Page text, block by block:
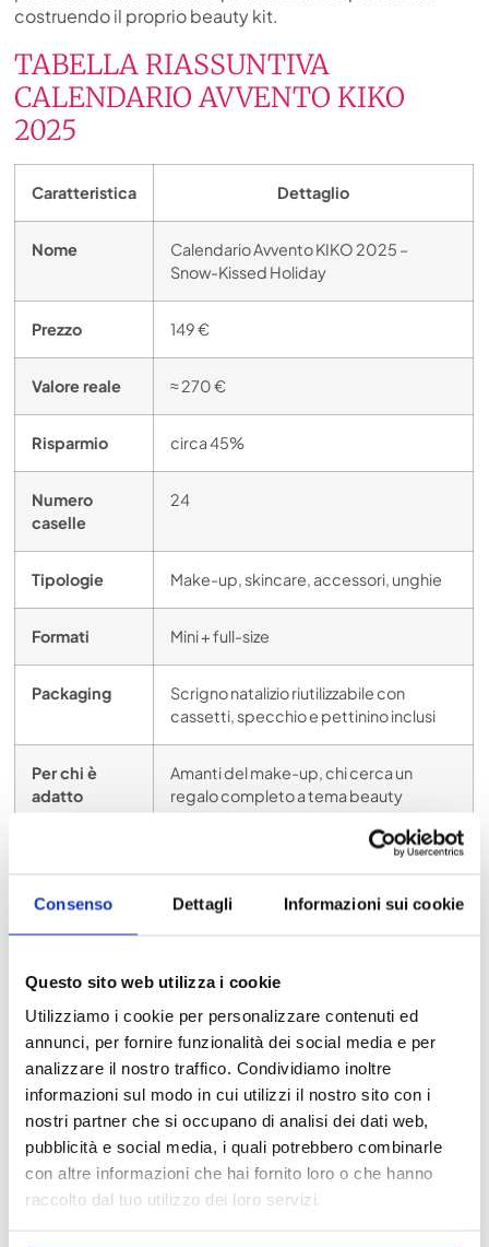
Consenso Dettagli Informazioni sui cookie
Questo sito web utilizza i cookie
Utilizziamo i cookie per personalizzare contenuti ed
annunci, per fornire funzionalità dei social media e per
analizzare il nostro traffico. Condividiamo inoltre
informazioni sul modo in cui utilizzi il nostro sito con i
nostri partner che si occupano di analisi dei dati web,
pubblicità e social media, i quali potrebbero combinarle
con altre informazioni che hai fornito loro o che hanno
raccolto dal tuo utilizzo dei loro servizi.
costruendo il proprio beauty kit.
TABELLA RIASSUNTIVA
CALENDARIO AVVENTO KIKO
2025
Caratteristica Dettaglio
Nome
Calendario Avvento KIKO 2025 –
Snow-Kissed Holiday
Prezzo 149 €
Valore reale ≈ 270 €
Risparmio circa 45%
Numero
caselle
24
Tipologie Make-up, skincare, accessori, unghie
Formati Mini + full-size
Packaging
Scrigno natalizio riutilizzabile con
cassetti, specchio e pettinino inclusi
Per chi è
adatto
Amanti del make-up, chi cerca un
regalo completo a tema beauty
Se ami il mondo KIKO o cerchi un calendario che
combini estetica, funzionalità e varietà make-up a un
internazionali, ma è ricco, curato e coerente con
l’identità beauty italiana. E soprattutto: si esaurisce in
fretta ogni anno.
Ami i Calendari dell’avvento? Allora potrebbero
interessarti questi articoli:
CALENDARIO AVVENTO LOOKFANTASTIC 2025:
PREZZO, PRODOTTI E RECENSIONE COMPLETA